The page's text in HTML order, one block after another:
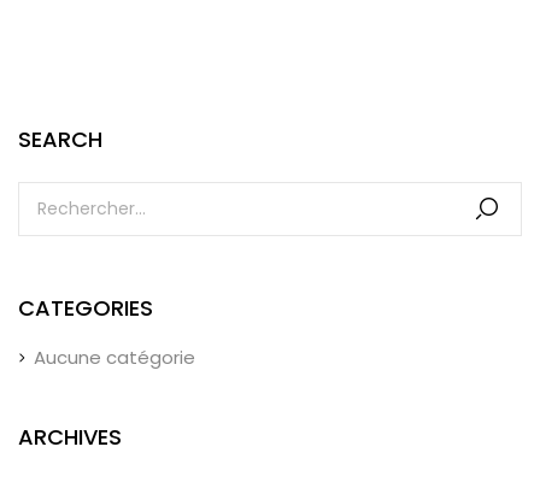
SEARCH
CATEGORIES
Aucune catégorie
ARCHIVES